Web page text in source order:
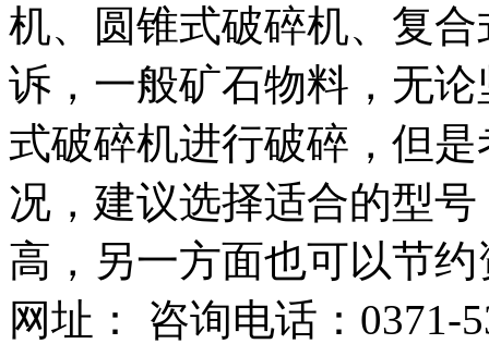
机、圆锥式破碎机、复
诉，一般矿石物料，无
式破碎机进行破碎，但
况，建议选择适合的型
高，另一方面也可以节
网址： 咨询电话：0371-